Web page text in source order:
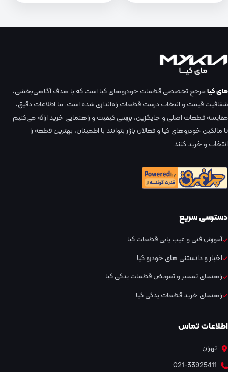
مای کیامرجع تخصصی قطعات خودروهای کیا است که با هدف آگاهی‌بخشی،
شفافیت قیمت و انتخاب درست قطعات راه‌اندازی شده است. ما اطلاعات دقیق،
مقایسه قطعات اصلی و جایگزین، بررسی کیفیت و راهنمایی خرید ارائه می‌کنیم
تا مالکین خودروهای کیا و فعالان بازار بتوانند با اطمینان، بهترین قطعه را
انتخاب و خرید کنند.
دسترسی سریع
آموزش فنی و عیب یابی قطعات کیا
اخبار و دانستنی های خودرو کیا
راهنمای تعمیر و تعویض قطعات یدکی کیا
راهنمای خرید قطعات یدکی کیا
اطلاعات تماس
تهران
021-33925411